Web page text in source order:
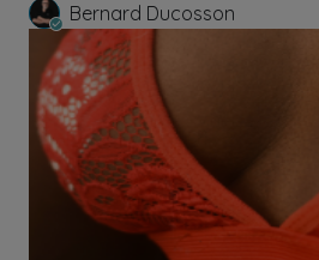
Bernard Ducosson